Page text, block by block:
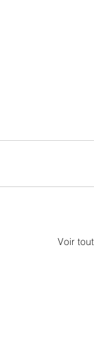
Voir tout